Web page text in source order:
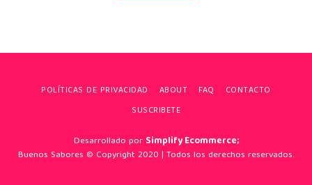
POLÍTICAS DE PRIVACIDAD ABOUT FAQ
CONTACTO
SUSCRIBETE
Desarrollado por Simplify Ecommerce;
Buenos Sabores © Copyright 2020 | Todos los derechos reservados.